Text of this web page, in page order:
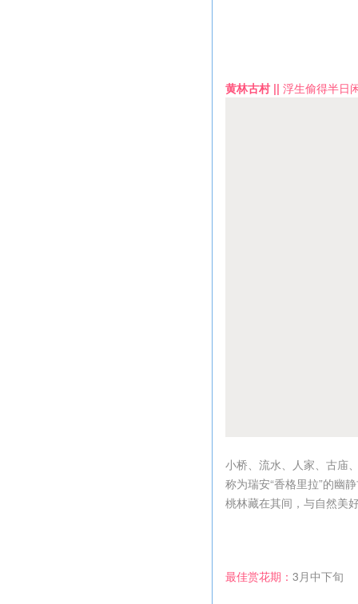
黄林古村 || 浮生偷得半日
小桥、流水、人家、古庙
称为瑞安“香格里拉”的幽
桃林藏在其间，与自然美
最佳赏花期： 3月中下旬